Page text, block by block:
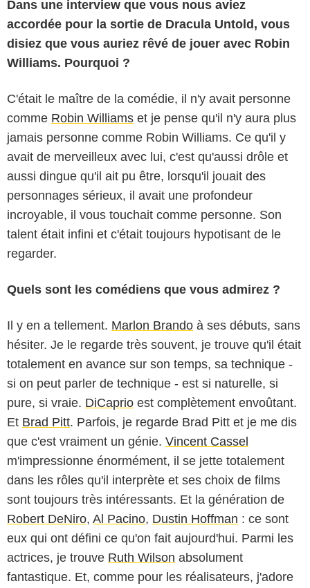
Dans une interview que vous nous aviez
accordée pour la sortie de Dracula Untold, vous
disiez que vous auriez rêvé de jouer avec Robin
Williams. Pourquoi ?
C'était le maître de la comédie, il n'y avait personne
comme Robin Williams et je pense qu'il n'y aura plus
jamais personne comme Robin Williams. Ce qu'il y
avait de merveilleux avec lui, c'est qu'aussi drôle et
aussi dingue qu'il ait pu être, lorsqu'il jouait des
personnages sérieux, il avait une profondeur
incroyable, il vous touchait comme personne. Son
talent était infini et c'était toujours hypotisant de le
regarder.
Quels sont les comédiens que vous admirez ?
Il y en a tellement. Marlon Brando à ses débuts, sans
hésiter. Je le regarde très souvent, je trouve qu'il était
totalement en avance sur son temps, sa technique -
si on peut parler de technique - est si naturelle, si
pure, si vraie. DiCaprio est complètement envoûtant.
Et Brad Pitt. Parfois, je regarde Brad Pitt et je me dis
que c'est vraiment un génie. Vincent Cassel
m'impressionne énormément, il se jette totalement
dans les rôles qu'il interprète et ses choix de films
sont toujours très intéressants. Et la génération de
Robert DeNiro, Al Pacino, Dustin Hoffman : ce sont
eux qui ont défini ce qu'on fait aujourd'hui. Parmi les
actrices, je trouve Ruth Wilson absolument
fantastique. Et, comme pour les réalisateurs, j'adore